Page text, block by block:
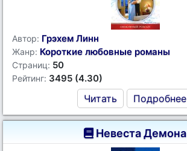
Автор: Грэхем Линн
Жанр: Короткие любовные романы
Страниц: 50
Рейтинг: 3495 (4.30)
Читать Подробнее
Невеста Демона